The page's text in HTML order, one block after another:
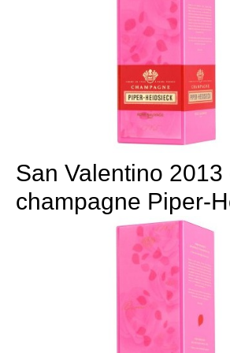
San Valentino 2013
champagne Piper-